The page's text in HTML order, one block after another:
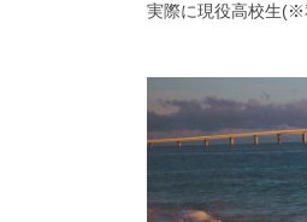
実際に現役高校生(※